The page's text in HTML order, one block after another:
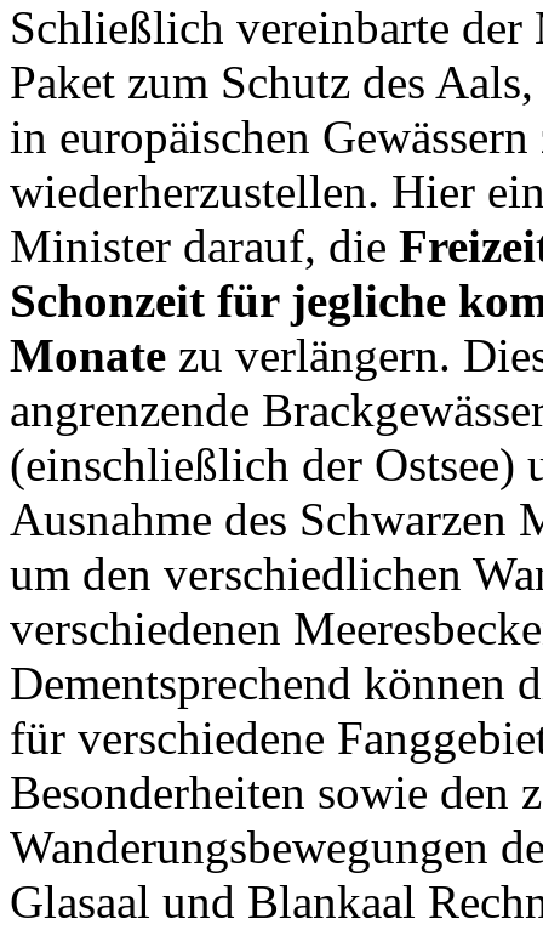
Schließlich vereinbarte der
Paket zum Schutz des
in europäischen
wiederherzustellen. Hier
Minister darauf, die
Schonzeit für jegliche
Monate zu verlängern.
angrenzende
(einschließlich der
Ausnahme des
um den verschiedlichen
verschiedenen
Dementsprechend können
für verschiedene
Besonderheiten sowie den
Wanderungsbewegungen
Glasaal und Blankaal